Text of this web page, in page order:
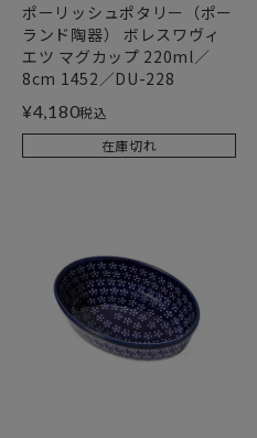
ポーリッシュポタリー（ポー
ランド陶器） ボレスワヴィ
エツ マグカップ 220ml／
8cm 1452／DU-228
¥4,180税込
在庫切れ